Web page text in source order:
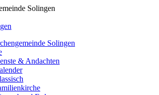
Solingen
Solingen
& Andachten